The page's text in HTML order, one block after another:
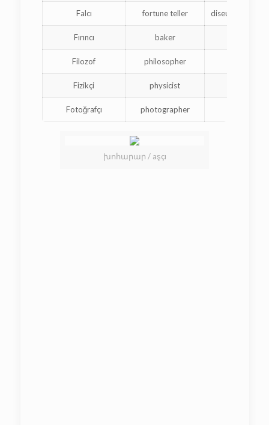
Falcı fortune teller diseur de
Fırıncı baker
Filozof philosopher
Fizikçi physicist
Fotoğrafçı photographer
խոհարար / aşçı